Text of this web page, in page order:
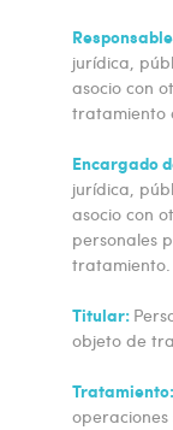
jurídica,
asocio con
tratamiento
Encargado
jurídica,
asocio con
personales
tratamiento.
Titular:
objeto de
Tratamiento: